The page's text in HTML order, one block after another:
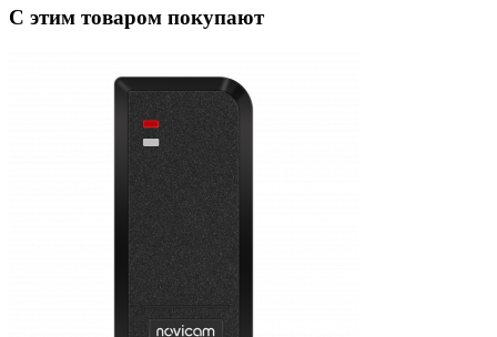
С этим товаром покупают